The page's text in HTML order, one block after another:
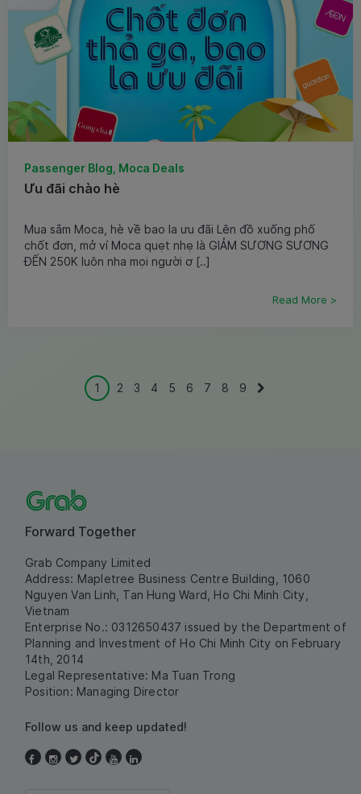
Passenger Blog, Moca Deals
Ưu đãi chào hè
Mua sắm Moca, hè về bao la ưu đãi Lên đồ xuống phố
chốt đơn, mở ví Moca quẹt nhẹ là GIẢM SƯƠNG SƯƠNG
ĐẾN 250K luôn nha mọi người ơ [..]
Read More >
1 2 3 4 5 6 7 8 9
Forward Together
Grab Company Limited
Address: Mapletree Business Centre Building, 1060
Nguyen Van Linh, Tan Hung Ward, Ho Chi Minh City,
Vietnam
Enterprise No.: 0312650437 issued by the Department of
Planning and Investment of Ho Chi Minh City on February
14th, 2014
Legal Representative: Ma Tuan Trong
Position: Managing Director
Follow us and keep updated!